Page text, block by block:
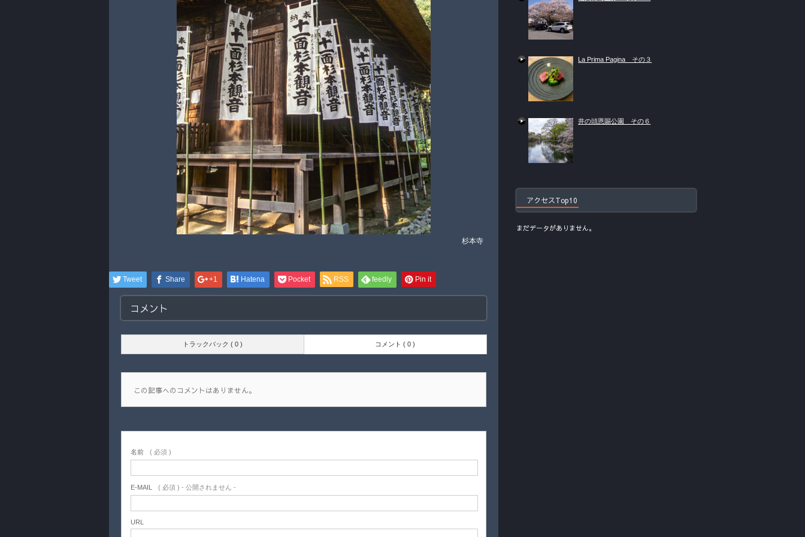
杉本寺
Tweet Share +1 Hatena Pocket RSS feedly Pin it
コメント
トラックバック ( 0 ) コメント ( 0 )
この記事へのコメントはありません。
名前 ( 必須 )
E-MAIL ( 必須 ) - 公開されません -
URL
La Prima Pagina その３
井の頭恩賜公園 その６
アクセスTop10
まだデータがありません。